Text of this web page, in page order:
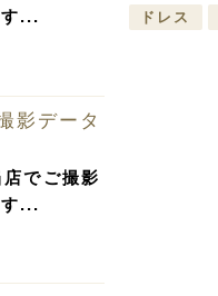
...
影データ
でご撮影
...
ドレス